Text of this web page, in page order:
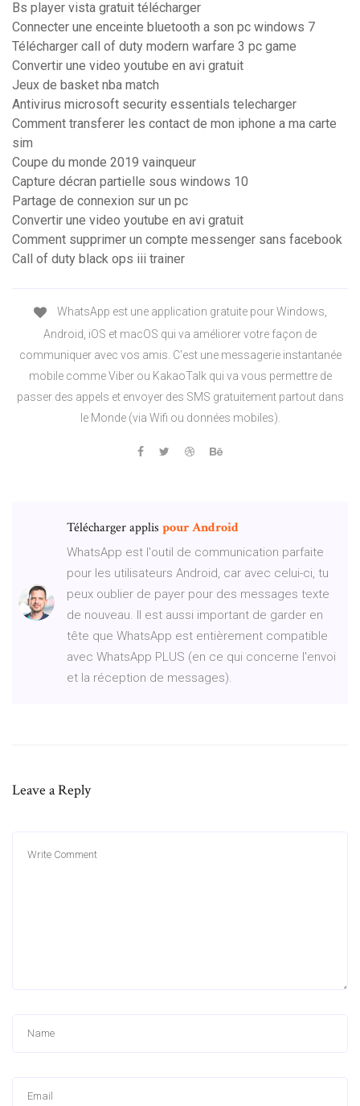
Bs player vista gratuit télécharger
Connecter une enceinte bluetooth a son pc windows 7
Télécharger call of duty modern warfare 3 pc game
Convertir une video youtube en avi gratuit
Jeux de basket nba match
Antivirus microsoft security essentials telecharger
Comment transferer les contact de mon iphone a ma carte
sim
Coupe du monde 2019 vainqueur
Capture décran partielle sous windows 10
Partage de connexion sur un pc
Convertir une video youtube en avi gratuit
Comment supprimer un compte messenger sans facebook
Call of duty black ops iii trainer
WhatsApp est une application gratuite pour Windows,
Android, iOS et macOS qui va améliorer votre façon de
communiquer avec vos amis. C'est une messagerie instantanée
mobile comme Viber ou KakaoTalk qui va vous permettre de
passer des appels et envoyer des SMS gratuitement partout dans
le Monde (via Wifi ou données mobiles).
Télécharger applis pourAndroid
WhatsApp est l'outil de communication parfaite
pour les utilisateurs Android, car avec celui-ci, tu
peux oublier de payer pour des messages texte
de nouveau. Il est aussi important de garder en
tête que WhatsApp est entièrement compatible
avec WhatsApp PLUS (en ce qui concerne l'envoi
et la réception de messages).
Leave a Reply